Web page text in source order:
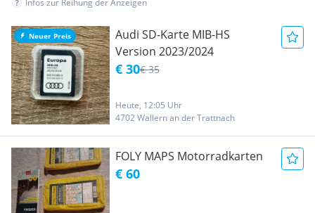
Infos zur Reihung der Anzeigen
Neuer Preis
Audi SD-Karte MIB-HS
Version 2023/2024
€ 30€ 35
Heute, 12:05 Uhr
4702 Wallern an der Trattnach
FOLY MAPS Motorradkarten
€ 60